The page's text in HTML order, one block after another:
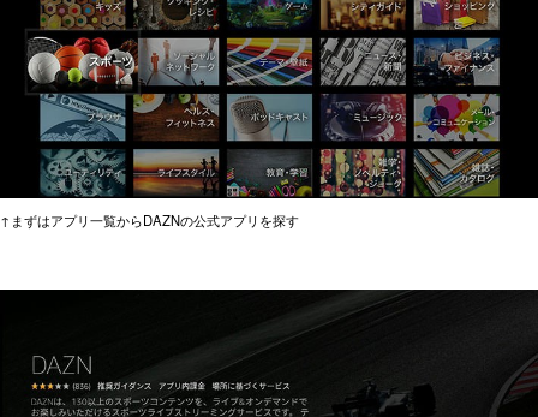
↑まずはアプリ一覧からDAZNの公式アプリを探す